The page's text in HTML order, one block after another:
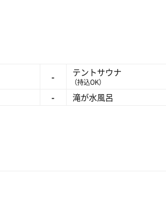
- テントサウナ
（持込OK）
- 滝が水風呂